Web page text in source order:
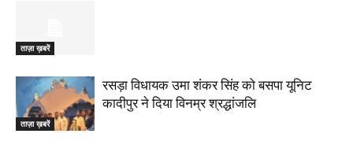
ताज़ा ख़बरें
ताज़ा ख़बरें
रसड़ा विधायक उमा शंकर सिंह को बसपा यूनिट
कादीपुर ने दिया विनम्र श्रद्धांजलि